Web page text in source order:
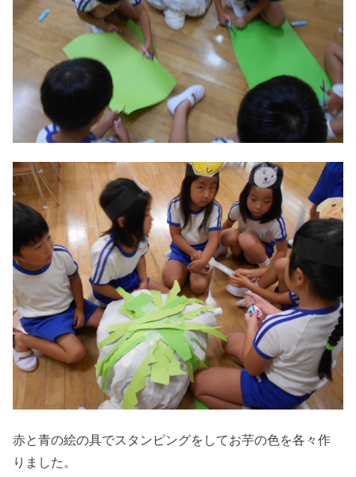
赤と青の絵の具でスタンピングをしてお芋の色を各々作
りました。